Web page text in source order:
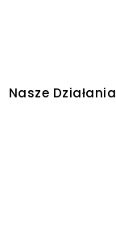
Nasze Działania